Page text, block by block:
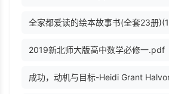
全家都爱读的绘本故事书(全套23册
2019新北师大版高中数学必修一.pdf
成功，动机与目标-Heidi Grant